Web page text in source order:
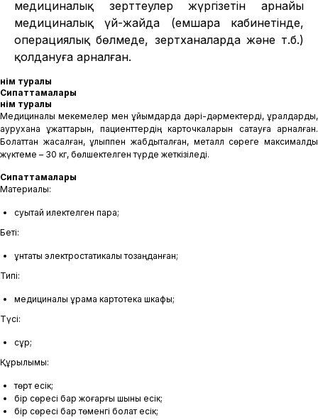
медициналық зерттеулер жүргізетін арнайы
медициналық үй-жайда (емшара кабинетінде,
операциялық бөлмеде, зертханаларда және т.б.)
қолдануға арналған.
Өнім туралы
Сипаттамалары
Өнім туралы
Медициналық мекемелер мен ұйымдарда дәрі-дәрмектерді, құралдарды,
аурухана құжаттарын, пациенттердің карточкаларын сақтауға арналған.
Болаттан жасалған, құлыппен жабдықталған, металл сөреге максималды
жүктеме – 30 кг, бөлшектелген түрде жеткізіледі.
Сипаттамалары
Материалы:
суықтай илектелген парақ;
Беті:
ұнтақты электростатикалық тозаңданған;
Типі:
медициналық құрама картотека шкафы;
Түсі:
сұр;
Құрылымы:
төрт есік;
бір сөресі бар жоғарғы шыны есік;
бір сөресі бар төменгі болат есік;